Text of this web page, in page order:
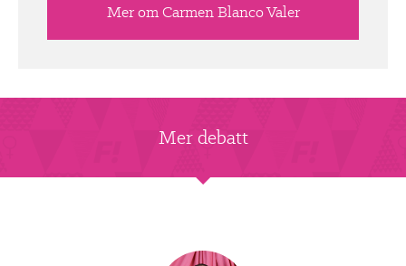
Mer om Carmen Blanco Valer
Mer debatt